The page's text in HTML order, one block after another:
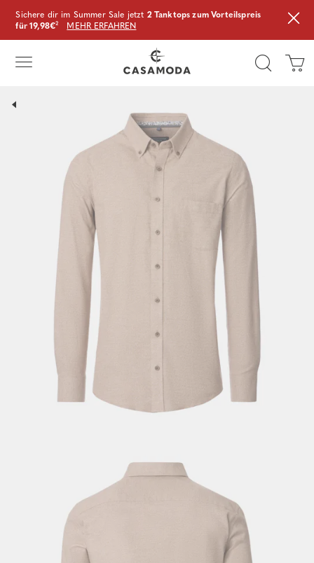
Sichere dir im Summer Sale jetzt 2 Tanktops zum Vorteilspreis
für 19,98€² MEHR ERFAHREN